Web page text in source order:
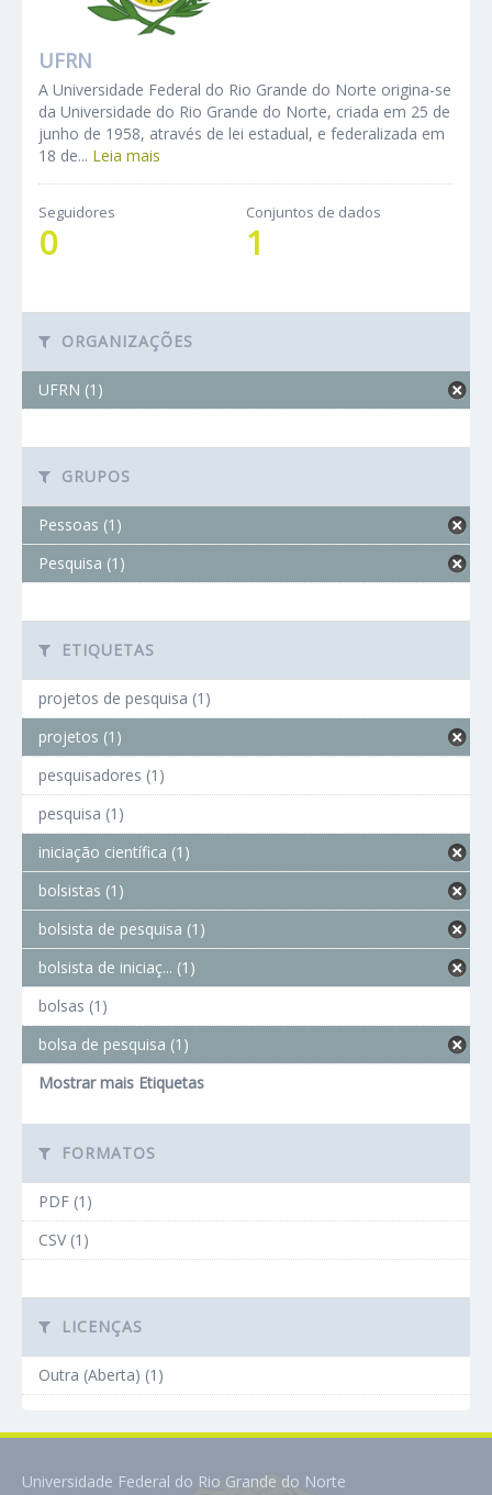
UFRN
A Universidade Federal do Rio Grande do Norte origina-se
da Universidade do Rio Grande do Norte, criada em 25 de
junho de 1958, através de lei estadual, e federalizada em
18 de... Leia mais
Seguidores
0
Conjuntos de dados
1
ORGANIZAÇÕES
UFRN (1)
GRUPOS
Pessoas (1)
Pesquisa (1)
ETIQUETAS
projetos de pesquisa (1)
projetos (1)
pesquisadores (1)
pesquisa (1)
iniciação científica (1)
bolsistas (1)
bolsista de pesquisa (1)
bolsista de iniciaç... (1)
bolsas (1)
bolsa de pesquisa (1)
Mostrar mais Etiquetas
FORMATOS
PDF (1)
CSV (1)
LICENÇAS
Outra (Aberta) (1)
Universidade Federal do Rio Grande do Norte